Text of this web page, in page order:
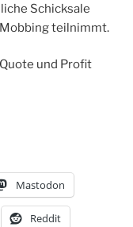
Schicksale
teilnimmt.
und Profit
Mastodon
Reddit